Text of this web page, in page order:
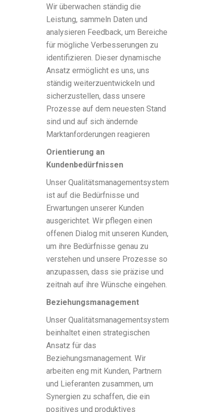
Wir überwachen ständig die
Leistung, sammeln Daten und
analysieren Feedback, um Bereiche
für mögliche Verbesserungen zu
identifizieren. Dieser dynamische
Ansatz ermöglicht es uns, uns
ständig weiterzuentwickeln und
sicherzustellen, dass unsere
Prozesse auf dem neuesten Stand
sind und auf sich ändernde
Marktanforderungen reagieren
Orientierung an
Kundenbedürfnissen
Unser Qualitätsmanagementsystem
ist auf die Bedürfnisse und
Erwartungen unserer Kunden
ausgerichtet. Wir pflegen einen
offenen Dialog mit unseren Kunden,
um ihre Bedürfnisse genau zu
verstehen und unsere Prozesse so
anzupassen, dass sie präzise und
zeitnah auf ihre Wünsche eingehen.
Beziehungsmanagement
Unser Qualitätsmanagementsystem
beinhaltet einen strategischen
Ansatz für das
Beziehungsmanagement. Wir
arbeiten eng mit Kunden, Partnern
und Lieferanten zusammen, um
Synergien zu schaffen, die ein
positives und produktives